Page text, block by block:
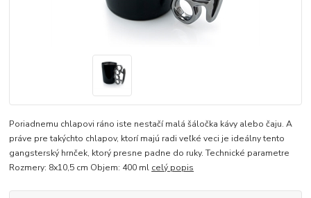
Poriadnemu chlapovi ráno iste nestačí malá šáločka kávy alebo čaju. A
práve pre takýchto chlapov, ktorí majú radi veľké veci je ideálny tento
gangsterský hrnček, ktorý presne padne do ruky. Technické parametre
Rozmery: 8x10,5 cm Objem: 400 ml celý popis